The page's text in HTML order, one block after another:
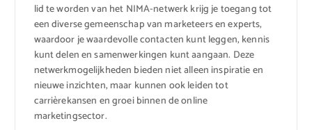
lid te worden van het NIMA-netwerk krijg je toegang tot
een diverse gemeenschap van marketeers en experts,
waardoor je waardevolle contacten kunt leggen, kennis
kunt delen en samenwerkingen kunt aangaan. Deze
netwerkmogelijkheden bieden niet alleen inspiratie en
nieuwe inzichten, maar kunnen ook leiden tot
carrièrekansen en groei binnen de online
marketingsector.